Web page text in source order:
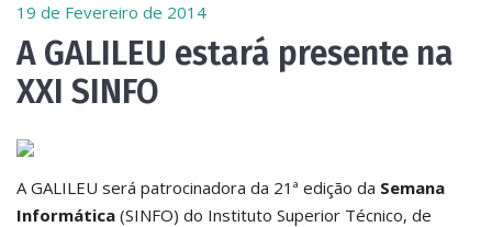
19 de Fevereiro de 2014
A GALILEU estará presente na
XXI SINFO
A GALILEU será patrocinadora da 21ª edição da Semana
Informática (SINFO) do Instituto Superior Técnico, de